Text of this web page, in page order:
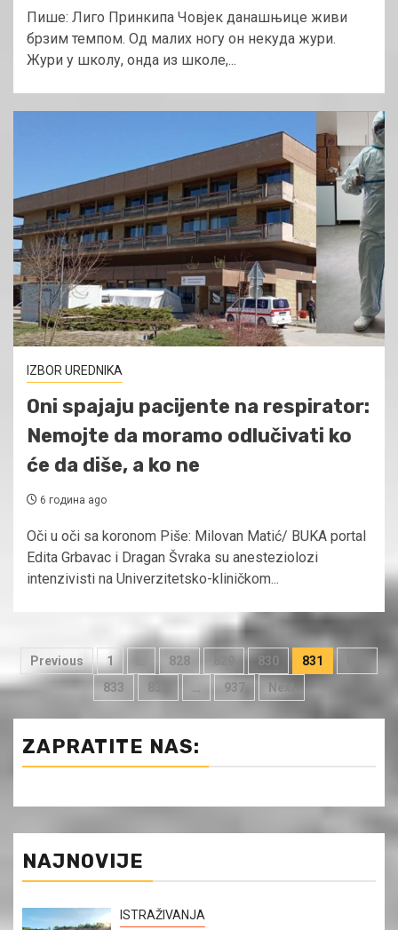
Пише: Лиго Принкипа Човјек данашњице живи
брзим темпом. Од малих ногу он некуда жури.
Жури у школу, онда из школе,...
IZBOR UREDNIKA
Oni spajaju pacijente na respirator:
Nemojte da moramo odlučivati ko
će da diše, a ko ne
6 година ago
Oči u oči sa koronom Piše: Milovan Matić/ BUKA portal
Edita Grbavac i Dragan Švraka su anesteziolozi
intenzivisti na Univerzitetsko-kliničkom...
Пагинација
чланака
Previous 1 828 830 831
833
937 Next
ZAPRATITE NAS:
NAJNOVIJE
ISTRAŽIVANJA